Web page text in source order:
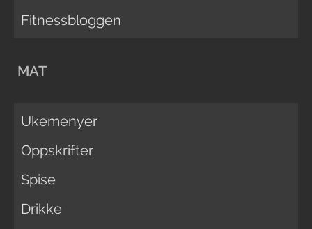
Fitnessbloggen
MAT
Ukemenyer
Oppskrifter
Spise
Drikke